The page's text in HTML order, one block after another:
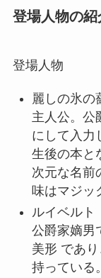
登場人物の紹
登場人物
麗しの氷の
主人公。公
にして入力
生後の本と
次元な名前
味はマジッ
ルイベルト
公爵家嫡男
美形 であ
持っている